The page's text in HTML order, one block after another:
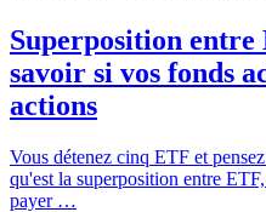
Superposition
savoir si vos fonds
actions
Vous détenez cinq ETF et
qu'est la superposition entre
payer …